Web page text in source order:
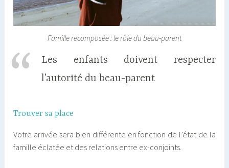
Famille recomposée : le rôle du beau-parent
Les enfants doivent respecter
l’autorité du beau-parent
Trouver sa place
Votre arrivée sera bien différente en fonction de l’état de la
famille éclatée et des relations entre ex-conjoints.